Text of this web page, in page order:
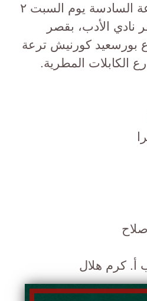
وذلك في تمام الساعة السادسة يوم السبت ٢
بمقر نادي الأدب، بقصر
بورسعيد كورنيش ترعة
الكابلات المطرية.
أ. كرم هلال